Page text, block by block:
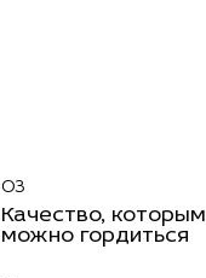
03
Качество, которым
можно гордиться